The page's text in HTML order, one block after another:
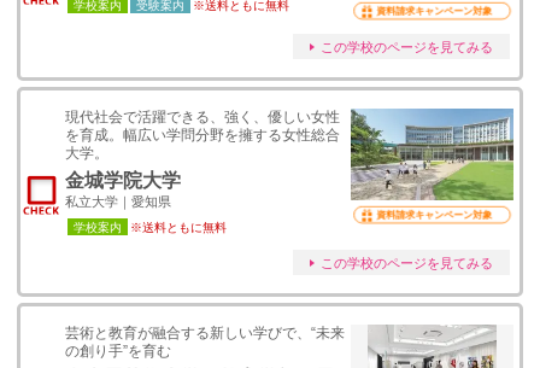
学校案内 受験案内 ※送料ともに無料 資料請求キャンペーン対象
この学校のページを見てみる
現代社会で活躍できる、強く、優しい女性
を育成。幅広い学問分野を擁する女性総合
大学。
金城学院大学
私立大学｜愛知県
学校案内 ※送料ともに無料
資料請求キャンペーン対象
この学校のページを見てみる
芸術と教育が融合する新しい学びで、“未来
の創り手”を育む